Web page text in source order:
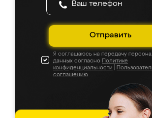
Отправить
Я соглашаюсь на передачу
данных согласно Политике
конфиденциальности
соглашению